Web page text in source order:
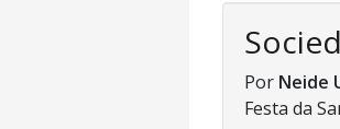
Por Neide
Festa da